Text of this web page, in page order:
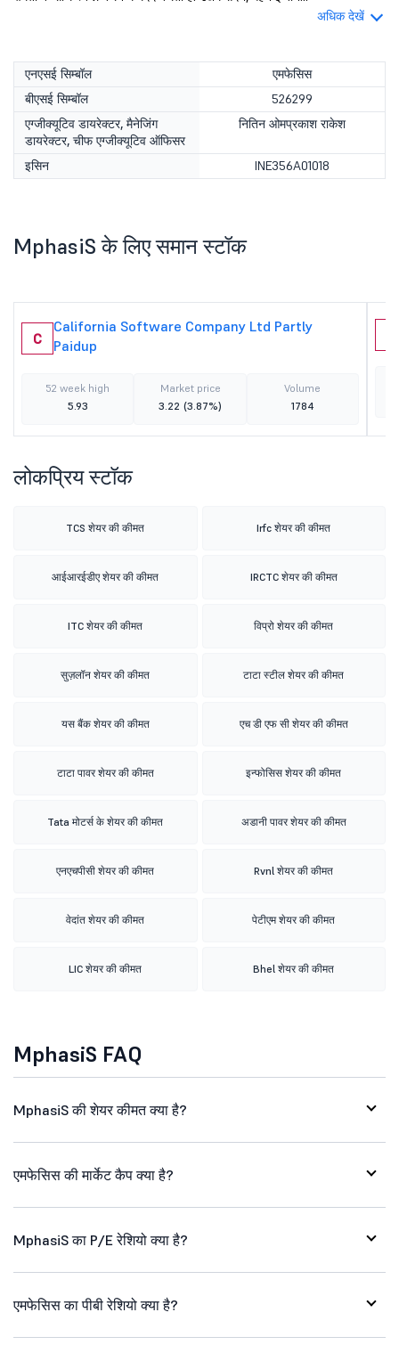
अधिक देखें
एनएसई सिम्बॉल
एमफेसिस
बीएसई सिम्बॉल
526299
एग्जीक्यूटिव डायरेक्टर, मैनेजिंग
डायरेक्टर, चीफ एग्जीक्यूटिव ऑफिसर
नितिन ओमप्रकाश राकेश
इसिन INE356A01018
MphasiS के लिए समान स्टॉक
C
California Software Company Ltd Partly
Paidup
52 week high
5.93
Market price
3.22 (3.87%)
Volume
1784
लोकप्रिय स्टॉक
TCS शेयर की कीमत Irfc शेयर की कीमत
आईआरईडीए शेयर की कीमत IRCTC शेयर की कीमत
ITC शेयर की कीमत विप्रो शेयर की कीमत
सुज़लॉन शेयर की कीमत टाटा स्टील शेयर की कीमत
यस बैंक शेयर की कीमत एच डी एफ सी शेयर की कीमत
टाटा पावर शेयर की कीमत इन्फोसिस शेयर की कीमत
Tata मोटर्स के शेयर की कीमत अडानी पावर शेयर की कीमत
एनएचपीसी शेयर की कीमत Rvnl शेयर की कीमत
वेदांत शेयर की कीमत पेटीएम शेयर की कीमत
LIC शेयर की कीमत Bhel शेयर की कीमत
MphasiS FAQ
MphasiS की शेयर कीमत क्या है?
एमफेसिस की मार्केट कैप क्या है?
MphasiS का P/E रेशियो क्या है?
एमफेसिस का पीबी रेशियो क्या है?